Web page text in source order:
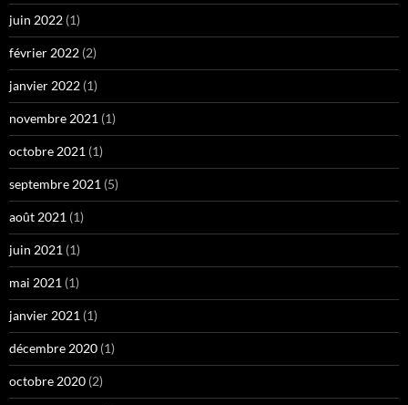
juin 2022 (1)
février 2022 (2)
janvier 2022 (1)
novembre 2021 (1)
octobre 2021 (1)
septembre 2021 (5)
août 2021 (1)
juin 2021 (1)
mai 2021 (1)
janvier 2021 (1)
décembre 2020 (1)
octobre 2020 (2)